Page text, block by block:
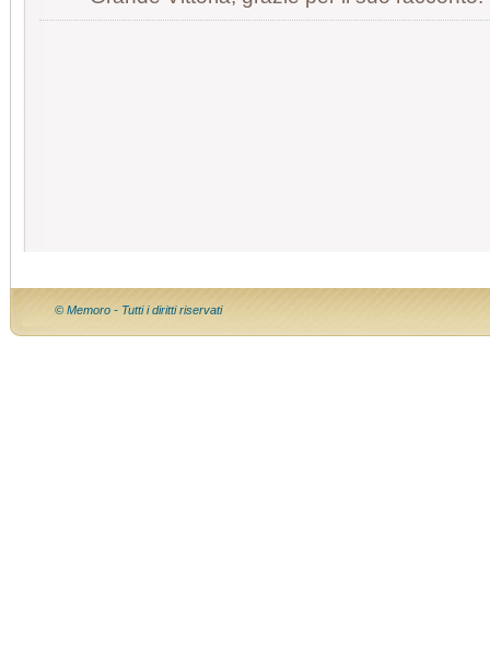
© Memoro - Tutti i diritti riservati